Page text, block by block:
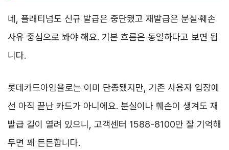
네, 플래티넘도 신규 발급은 중단됐고 재발급은 분실·훼손
사유 중심으로 봐야 해요. 기본 흐름은 동일하다고 보면 됩
니다.
롯데카드아임욜로는 이미 단종됐지만, 기존 사용자 입장에
선 아직 끝난 카드가 아니에요. 분실이나 훼손이 생겨도 재
발급 길이 열려 있으니, 고객센터 1588-8100만 잘 기억해
두면 꽤 든든합니다.